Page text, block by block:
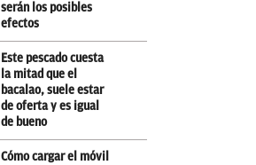
serán los posibles
efectos
Este pescado cuesta
la mitad que el
bacalao, suele estar
de oferta y es igual
de bueno
Cómo cargar el móvil